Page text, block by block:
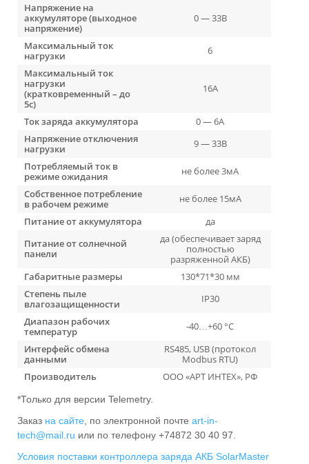
Напряжение на
аккумуляторе (выходное
напряжение)
0 — 33В
Максимальный ток
нагрузки
6
Максимальный ток
нагрузки
(кратковременный – до
5с)
16А
Ток заряда аккумулятора
0 — 6А
Напряжение отключения
нагрузки
9 — 33В
Потребляемый ток в
режиме ожидания
не более 3мА
Собственное потребление
в рабочем режиме
не более 15мА
Питание от аккумулятора
да
Питание от солнечной
панели
да (обеспечивает заряд
полностью
разряженной АКБ)
Габаритные размеры
130*71*30 мм
Степень пыле
влагозащищенности
IP30
Диапазон рабочих
температур
-40…+60 °С
Интерфейс обмена
данными
RS485, USB (протокол
Modbus RTU)
Производитель
ООО «АРТ ИНТЕХ», РФ
*Только для версии Telemetry.
Заказ на сайте, по электронной почте art-in-
tech@mail.ru или по телефону +74872 30 40 97.
Условия поставки контроллера заряда АКБ SolarMaster